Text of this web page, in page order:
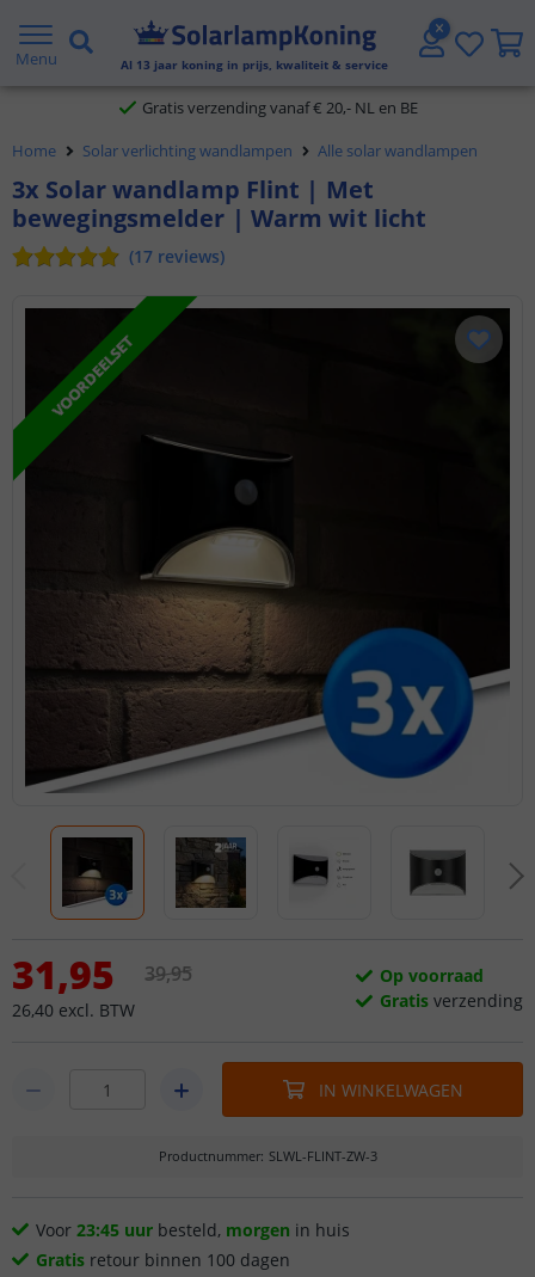
Menu Al 13 jaar koning in prijs, kwaliteit & service
2 jaar garantie
Gratis verzending vanaf € 20,- NL en BE
Voor 23:45 uur besteld, morgen in huis
Home Solar verlichting wandlampen Alle solar wandlampen
3x Solar wandlamp Flint | Met
bewegingsmelder | Warm wit licht
(17 reviews)
VOORDEELSET
31,95
26,40 excl. BTW
39,95
Op voorraad
Gratis verzending
IN WINKELWAGEN
Productnummer: SLWL-FLINT-ZW-3
Voor 23:45 uur besteld, morgen in huis
Gratis retour binnen 100 dagen